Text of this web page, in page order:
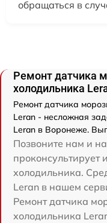
обращаться в
Ремонт датчика
холодильника
Ремонт датчика
Leran - несложная
Leran в Воронеже.
Позвоните нам и
проконсультирует
холодильника.
Leran в нашем
Ремонт датчика
холодильника